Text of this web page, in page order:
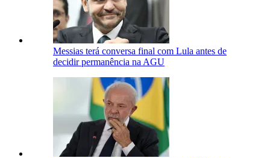
Messias terá conversa final com Lula antes de
decidir permanência na AGU